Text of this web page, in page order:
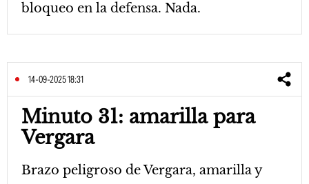
bloqueo en la defensa. Nada.
14-09-2025 18:31
Minuto 31: amarilla para
Vergara
Brazo peligroso de Vergara, amarilla y